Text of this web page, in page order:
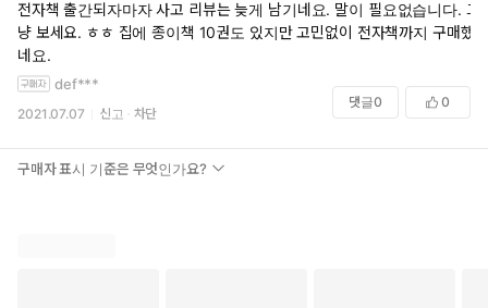
전자책 출간되자마자 사고 리뷰는 늦게 남기네요. 말이 필요없습니다. 그
냥 보세요. ㅎㅎ 집에 종이책 10권도 있지만 고민없이 전자책까지 구매했
네요.
def***
2021.07.07 신고 차단
댓글0 0
구매자 표시 기준은 무엇인가요?